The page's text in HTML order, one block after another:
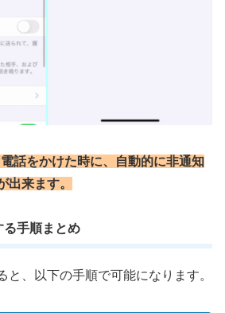
話をかけた時に、自動的に非通知
出来ます。
手順まとめ
と、以下の手順で可能になります。